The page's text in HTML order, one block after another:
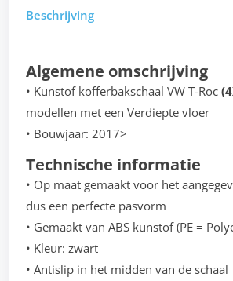
Beschrijving
Algemene omschrijving
• Kunstof kofferbakschaal VW T-Roc
modellen met een Verdiepte vloer
• Bouwjaar: 2017>
Technische informatie
• Op maat gemaakt voor het
dus een perfecte pasvorm
• Gemaakt van ABS kunstof (PE =
• Kleur: zwart
• Antislip in het midden van de schaal